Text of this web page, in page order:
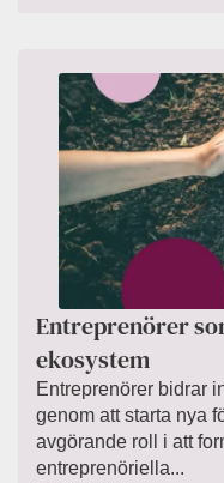
Entreprenörer
ekosystem
Entreprenörer bidrar
genom att starta nya
avgörande roll i att
entreprenöriella...